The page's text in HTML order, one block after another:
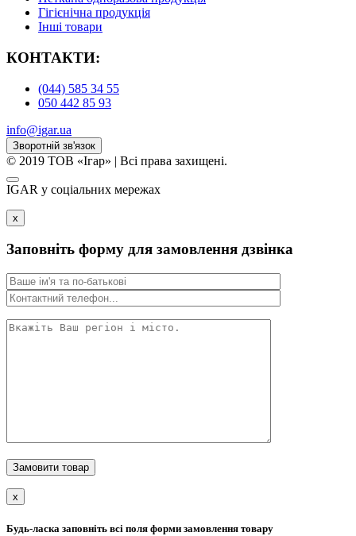
Гігієнічна продукція
Iнші товари
КОНТАКТИ:
(044) 585 34 55
050 442 85 93
info@igar.ua
Зворотній зв'язок
© 2019 ТОВ «Ігар» | Всі права захищені.
IGAR у соцiальних мережах
x
Заповніть форму для замовлення дзвінка
x
Будь-ласка заповніть всі поля форми замовлення товару